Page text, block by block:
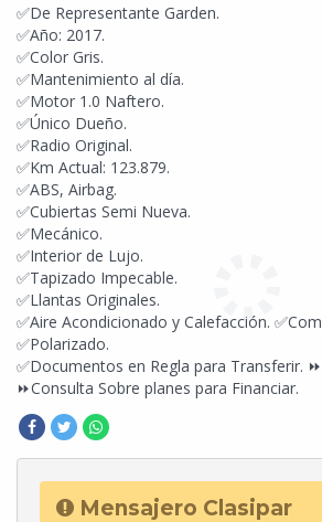
✅De Representante Garden.
✅Año: 2017.
✅Color Gris.
✅Mantenimiento al día.
✅Motor 1.0 Naftero.
✅Único Dueño.
✅Radio Original.
✅Km Actual: 123.879.
✅ABS, Airbag.
✅Cubiertas Semi Nueva.
✅Mecánico.
✅Interior de Lujo.
✅Tapizado Impecable.
✅Llantas Originales.
✅Aire Acondicionado y Calefacción.
✅Polarizado.
✅Documentos en Regla para Transferir.
⏩Consulta Sobre planes para Financiar.
Mensajero Clasipar